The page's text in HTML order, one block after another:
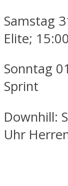
Elite;
Sonntag
Sprint
Downhill:
Uhr